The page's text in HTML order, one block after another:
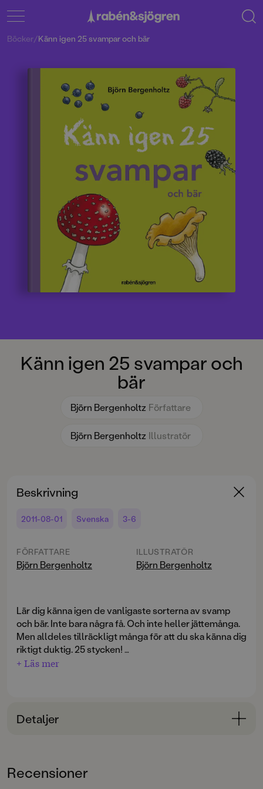
Känn igen 25 svampar och
bär
Björn Bergenholtz Författare
Björn Bergenholtz Illustratör
Böcker/Känn igen 25 svampar och bär
Beskrivning
2011-08-01 Svenska 3-6
FÖRFATTARE
Björn Bergenholtz
ILLUSTRATÖR
Björn Bergenholtz
Lär dig känna igen de vanligaste sorterna av svamp
och bär. Inte bara några få. Och inte heller jättemånga.
Men alldeles tillräckligt många för att du ska känna dig
riktigt duktig. 25 stycken!
I korta texter och med tydliga bilder berättar Björn
Bergenholtz om allt från goda karljohansvampar och
igen det man hittar! Vilka är godast att plocka och vilka
ska du absolut låta bli?
+ Läs mer
Detaljer
3-6
Recensioner